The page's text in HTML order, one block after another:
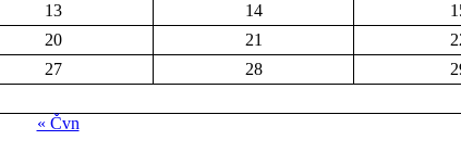
13 14
20 21
27 28
« Čvn